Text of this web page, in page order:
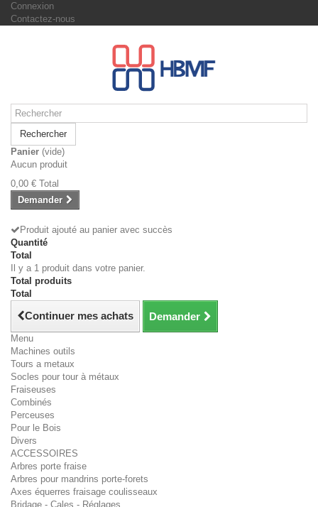
Connexion
Contactez-nous
Rechercher
Panier (vide)
Aucun produit
0,00 € Total
Demander
Produit ajouté au panier avec succès
Quantité
Total
Il y a 1 produit dans votre panier.
Total produits
Total
Continuer mes achats Demander
Menu
Machines outils
Tours a metaux
Socles pour tour à métaux
Fraiseuses
Combinés
Perceuses
Pour le Bois
Divers
ACCESSOIRES
Arbres porte fraise
Arbres pour mandrins porte-forets
Axes équerres fraisage coulisseaux
Bridage - Cales - Réglages